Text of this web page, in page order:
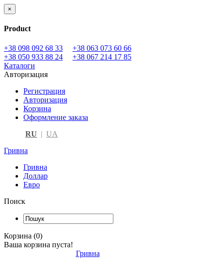
×
Product
+38 098 092 68 33
+38 063 073 60 66
+38 050 933 88 24
+38 067 214 17 85
Каталоги
Авторизация
Регистрация
Авторизация
Корзина
Оформление заказа
RU | UA
Гривна
Гривна
Доллар
Евро
Поиск
Корзина (0)
Ваша корзина пуста!
Гривна